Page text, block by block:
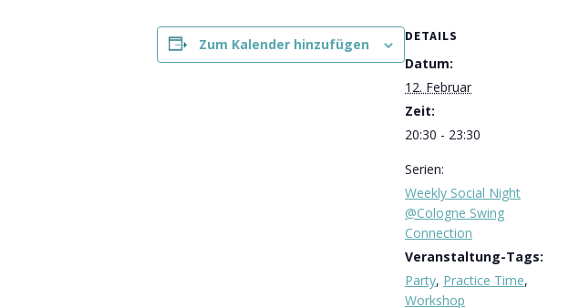
Zum Kalender hinzufügen DETAILS
Datum:
12. Februar
Zeit:
20:30 - 23:30
Serien:
Weekly Social Night
@Cologne Swing
Connection
Veranstaltung-Tags:
Party, Practice Time,
Workshop